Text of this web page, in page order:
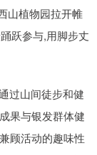
山植物园拉开帷
跃参与,用脚步丈
过山间徒步和健
果与银发群体健
顾活动的趣味性